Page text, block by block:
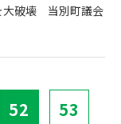
大破壊 当別町議会
52 53